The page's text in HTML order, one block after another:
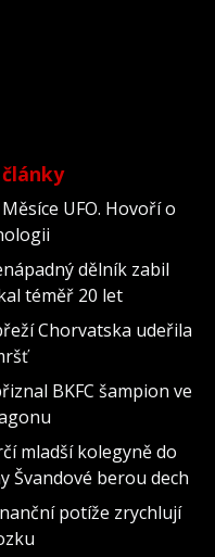
UFO. Hovoří o
dělník zabil
téměř 20 let
Chorvatska udeřila
BKFC šampion ve
mladší kolegyně do
Švandové berou dech
potíže zrychlují